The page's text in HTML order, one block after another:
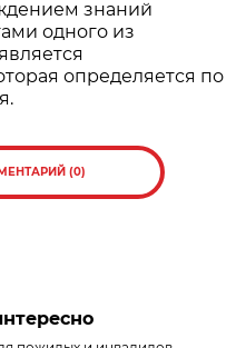
знаний
одного из
определяется по
(0)